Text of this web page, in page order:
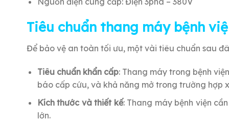
Tiêu chuẩn thang máy bệnh
Để bảo vệ an toàn tối ưu, một vài tiêu chuẩn sau
Tiêu chuẩn khẩn cấp: Thang máy trong bệnh
báo cấp cứu, và khả năng mở trong trường hợp
Kích thước và thiết kế: Thang máy bệnh viện
lớn.